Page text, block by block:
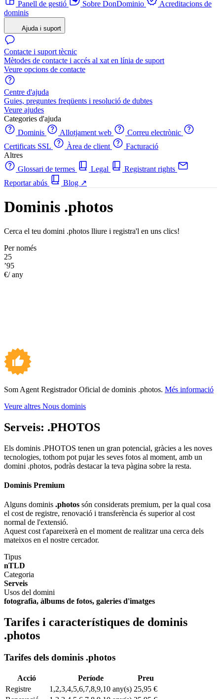
Panell de gestió
Sobre DonDominio
Acreditacions de
dominis
Ajuda i suport
Contacte i suport tècnic
Mètodes de contacte i accés al xat en línia de suport
Veure opcions de contacte
Centre d'ajuda
Guies, preguntes freqüents i resolució de dubtes
Veure ajudes
Categories d'ajuda
Dominis
Allotjament web
Correu electrònic
Certificats SSL
Àrea de client
Facturació
Altres
Glossari de termes
Legal
Registrant rights
Reportar abús
Blog ↗
Dominis .photos
Cerca el teu domini .photos lliure i registra'l en uns clics!
Per només
25
’95
€/ any
Som Agent Registrador Oficial de dominis .photos. Més informació
Veure altres Nous dominis
Serveis: .PHOTOS
Els dominis .PHOTOS tenen un gran potencial, gràcies a les noves
tecnologies, tothom pot pujar les seves fotos al moment, amb un
domini .photos, podràs destacar la teva pàgina sobre la resta.
Dominis Premium
Alguns dominis .photos són considerats premium, per la qual cosa
el cost de registre, renovació i transferència és superior al cost
normal de l'extensió.
Aquest cost t'apareixerà en el moment de realitzar una cerca dels
mateixos en el nostre cercador.
Tipus
nTLD
Categoria
Serveis
Usos del domini
fotografia, àlbums de fotos, galeries d'imatges
Tarifes i característiques de dominis
.photos
Tarifes dels dominis .photos
Acció Període
Preu
Registre
1,2,3,4,5,6,7,8,9,10 any(s) 25,95 €